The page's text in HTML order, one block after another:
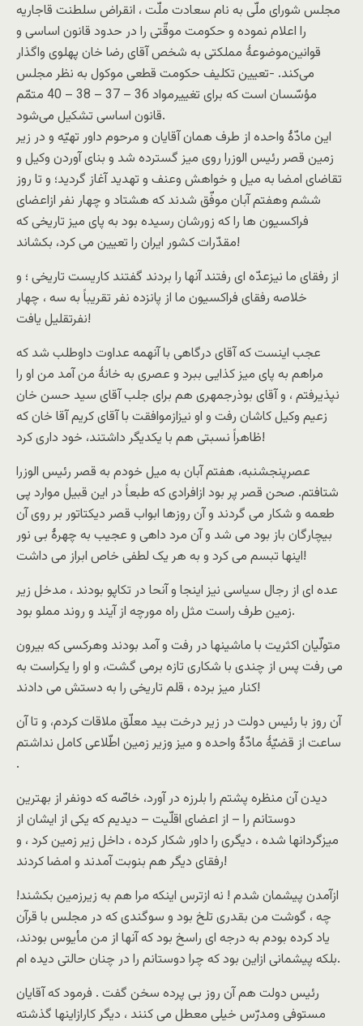
مجلس شورای ملّی به نام سعادت ملّت ، انقراض سلطنت قاجاریه
را اعلام نموده و حکومت موقّتی را در حدود قانون اساسی و
قوانین‌موضوعۀ مملکتی به شخص آقای رضا خان پهلوی واگذار
می‌کند. -تعیین تکلیف حکومت قطعی موکول به نظر مجلس
مؤسّسان است که برای تغییر‌مواد 36 – 37 – 38 – 40 متمّم
قانون اساسی تشکیل می‌شود.
این مادّۀ واحده از طرف همان آقایان و مرحوم داور تهیّه و در زیر
زمین قصر رئیس الوزرا روی میز گسترده شد و بنای آوردن وکیل و
تقاضای امضا به میل و خواهش وعنف و تهدید آغاز گردید؛ و تا روز
ششم وهفتم آبان موفّق شدند که هشتاد و چهار نفر ازاعضای
فراکسیون ها را که زورشان رسیده بود به پای میز تاریخی که
مقدّرات کشور ایران را تعیین می کرد، بکشاند!
از رفقای ما نیزعدّه ای رفتند آنها را بردند گفتند کاریست تاریخی ؛ و
خلاصه رفقای فراکسیون ما از پانزده نفر تقریباً به سه ، چهار
نفرتقلیل یافت!
عجب اینست که آقای درگاهی با آنهمه عداوت داوطلب شد که
مراهم به پای میز کذایی ببرد و عصری به خانۀ من آمد من او را
نپذیرفتم ، و آقای بوذرجمهری هم برای جلب آقای سید حسن خان
زعیم وکیل کاشان رفت و او نیزازموافقت با آقای کریم آقا خان که
ظاهراً نسبتی هم با یکدیگر داشتند، خود داری کرد!
عصرپنجشنبه، هفتم آبان به میل خودم به قصر رئیس الوزرا
شتافتم. صحن قصر پر بود ازافرادی که طبعاً در این قبیل موارد پی
طعمه و شکار می گردند و آن روزها ابواب قصر دیکتاتور بر روی آن
بیچارگان باز بود می شد و آن مرد داهی و عجیب به چهرۀ بی نور
اینها تبسم می کرد و به هر یک لطفی خاص ابراز می داشت!
عده ای از رجال سیاسی نیز اینجا و آنحا در تکاپو بودند ، مدخل زیر
زمین طرف راست مثل راه مورچه از آیند و روند مملو بود.
متولّیان اکثریت با ماشینها در رفت و آمد بودند وهرکسی که بیرون
می رفت پس از چندی با شکاری تازه برمی گشت، و او را یکراست به
کنار میز برده ، قلم تاریخی را به دستش می دادند!
آن روز با رئیس دولت در زیر درخت بید معلّق ملاقات کردم، و تا آن
ساعت از قضیّۀ مادّۀ واحده و میز وزیر زمین اطّلاعی کامل نداشتم
.
دیدن آن منظره پشتم را بلرزه در آورد، خاصّه که دونفر از بهترین
دوستانم را – از اعضای اقلّیت – دیدیم که یکی از ایشان از
میزگردانها شده ، دیگری را داور شکار کرده ، داخل زیر زمین کرد ، و
رفقای دیگر هم بنوبت آمدند و امضا کردند!
ازآمدن پیشمان شدم ! نه ازترس اینکه مرا هم به زیرزمین بکشند!
چه ، گوشت من بقدری تلخ بود و سوگندی که در مجلس با قرآن
یاد کرده بودم به درجه ای راسخ بود که آنها از من مأیوس بودند،
بلکه پیشمانی ازاین بود که چرا دوستانم را در چنان حالتی دیده ام.
رئیس دولت هم آن روز بی پرده سخن گفت . فرمود که آقایان
مستوفی ومدرّس خیلی معطل می کنند ، دیگر کارازاینها گذشته